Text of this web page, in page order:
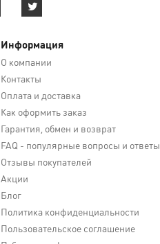
Информация
О компании
Контакты
Оплата и доставка
Как оформить заказ
Гарантия, обмен и возврат
FAQ - популярные вопросы и ответы
Отзывы покупателей
Акции
Блог
Политика конфиденциальности
Пользовательское соглашение